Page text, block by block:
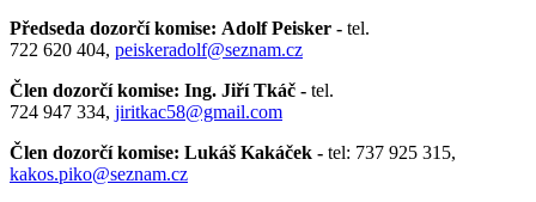
Předseda dozorčí komise: Adolf Peisker - tel.
722 620 404, peiskeradolf@seznam.cz
Člen dozorčí komise: Ing. Jiří Tkáč - tel.
724 947 334, jiritkac58@gmail.com
Člen dozorčí komise: Lukáš Kakáček - tel: 737 925 315,
kakos.piko@seznam.cz